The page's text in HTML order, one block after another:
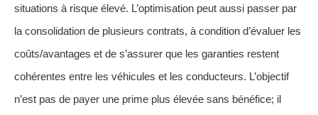
situations à risque élevé. L’optimisation peut aussi passer par
la consolidation de plusieurs contrats, à condition d’évaluer les
coûts/avantages et de s’assurer que les garanties restent
cohérentes entre les véhicules et les conducteurs. L’objectif
n’est pas de payer une prime plus élevée sans bénéfice; il